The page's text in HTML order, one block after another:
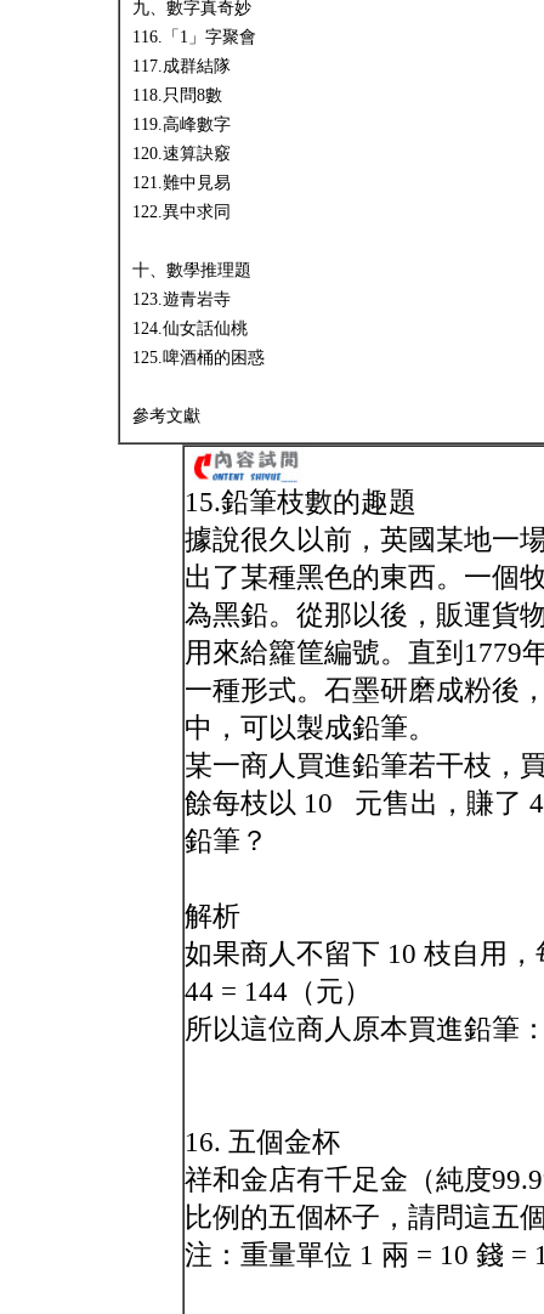
九、數字真奇妙
116.「1」字聚會
117.成群結隊
118.只問8數
119.高峰數字
120.速算訣竅
121.難中見易
122.異中求同
十、數學推理題
123.遊青岩寺
124.仙女話仙桃
125.啤酒桶的困惑
參考文獻
15.鉛筆枝數的趣題
據說很久以前，英國某地一
出了某種黑色的東西。一個
為黑鉛。從那以後，販運貨
用來給籮筐編號。直到1779
一種形式。石墨研磨成粉後
中，可以製成鉛筆。
某一商人買進鉛筆若干枝，
餘每枝以 10 元售出，賺了
鉛筆？
解析
如果商人不留下 10 枝自用
44 = 144（元）
所以這位商人原本買進鉛筆
16. 五個金杯
祥和金店有千足金（純度
比例的五個杯子，請問這五
注：重量單位 1 兩 = 10 錢 =